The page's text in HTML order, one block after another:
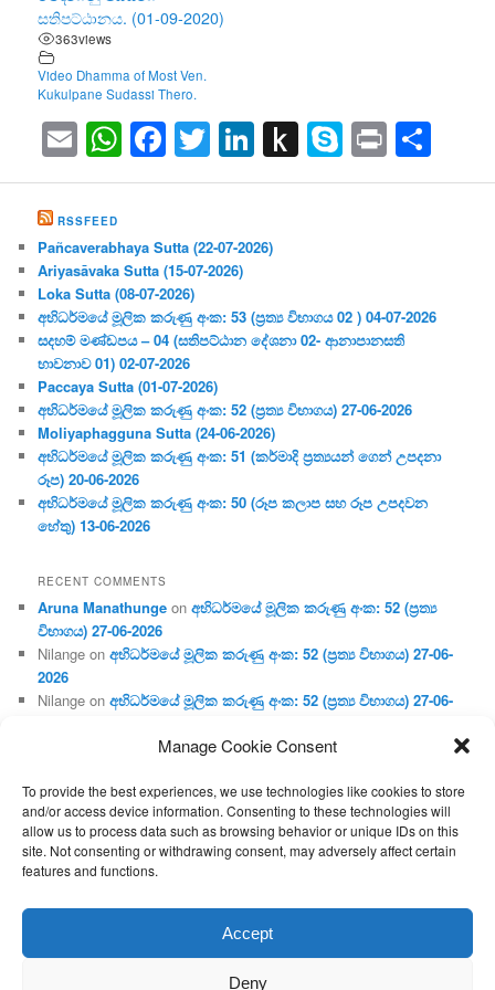
Manage Cookie Consent
To provide the best experiences, we use technologies like cookies to store
and/or access device information. Consenting to these technologies will
allow us to process data such as browsing behavior or unique IDs on this
site. Not consenting or withdrawing consent, may adversely affect certain
features and functions.
Accept
Deny
සතිපට්ඨානය. (01-09-2020)
363views
Video Dhamma of Most Ven.
Kukulpane Sudassi Thero.
EmailWhatsApp
Facebook
Twitter
LinkedIn
Push
to
Skype
Print
RSSFEED
Pañcaverabhaya Sutta (22-07-2026)
Ariyasāvaka Sutta (15-07-2026)
Loka Sutta (08-07-2026)
අභිධර්මයේ මූලික කරුණු අංක: 53 (ප්‍ර‍ත්‍ය විභාගය 02 ) 04-07-2026
සදහම් මණ්ඩපය – 04 (සතිපට්ඨාන දේශනා 02- ආනාපානසති
භාවනාව 01) 02-07-2026
Paccaya Sutta (01-07-2026)
අභිධර්මයේ මූලික කරුණු අංක: 52 (ප්‍ර‍ත්‍ය විභාගය) 27-06-2026
Moliyaphagguna Sutta (24-06-2026)
අභිධර්මයේ මූලික කරුණු අංක: 51 (කර්මාදි ප්‍ර‍ත්‍යයන් ගෙන් උපදනා
රූප) 20-06-2026
අභිධර්මයේ මූලික කරුණු අංක: 50 (රූප කලාප සහ රූප උපදවන
හේතු) 13-06-2026
RECENT COMMENTS
Aruna Manathunge onඅභිධර්මයේ මූලික කරුණු අංක: 52 (ප්‍ර‍ත්‍ය
විභාගය) 27-06-2026
Nilange onඅභිධර්මයේ මූලික කරුණු අංක: 52 (ප්‍ර‍ත්‍ය විභාගය) 27-06-
2026
Nilange onඅභිධර්මයේ මූලික කරුණු අංක: 52 (ප්‍ර‍ත්‍ය විභාගය) 27-06-
Aruna Manathungeonඅභිධර්මයේ මූලික කරුණු අංක: 46 (හෘදය,
Gunaratneonඅභිධර්මයේ මූලික කරුණු අංක: 46 (හෘදය, ජීවිත,
ආහාර රූප) 02-05-2026
Proudly powered by WordPress